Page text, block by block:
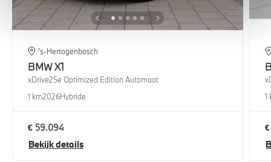
's-Hertogenbosch
BMWX1
xDrive25e Optimized Edition Automaat
1 km2026Hybride
€ 59.094
Bekijk details
1